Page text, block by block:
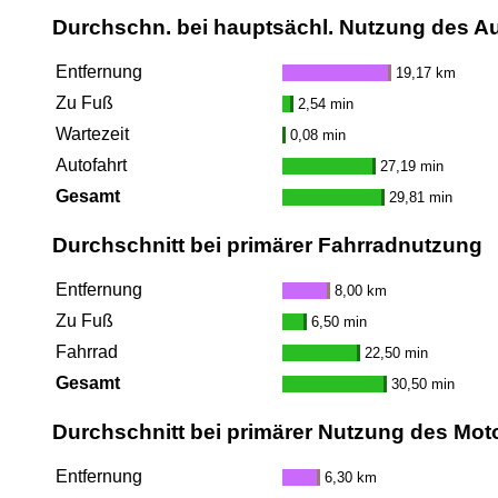
Durchschn. bei hauptsächl. Nutzung des
Entfernung 19,17 km
Zu Fuß 2,54 min
Wartezeit 0,08 min
Autofahrt 27,19 min
Gesamt 29,81 min
Durchschnitt bei primärer Fahrradnutzung
Entfernung 8,00 km
Zu Fuß 6,50 min
Fahrrad 22,50 min
Gesamt 30,50 min
Durchschnitt bei primärer Nutzung des
Entfernung 6,30 km